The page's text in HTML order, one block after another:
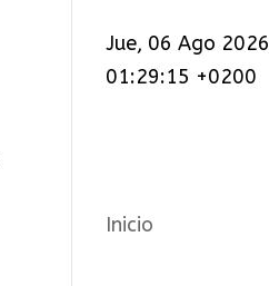
e
g
a
Jue, 06 Ago 2026
01:29:15 +0200
Inicio